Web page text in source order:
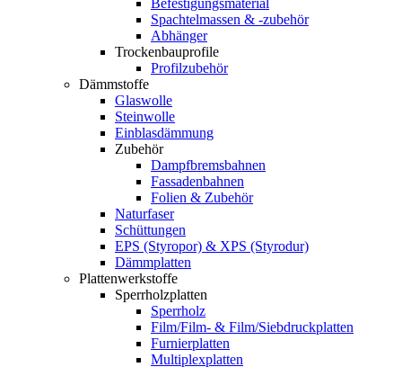
Befestigungsmaterial
Spachtelmassen & -zubehör
Abhänger
Trockenbauprofile
Profilzubehör
Dämmstoffe
Glaswolle
Steinwolle
Einblasdämmung
Zubehör
Dampfbremsbahnen
Fassadenbahnen
Folien & Zubehör
Naturfaser
Schüttungen
EPS (Styropor) & XPS (Styrodur)
Dämmplatten
Plattenwerkstoffe
Sperrholzplatten
Sperrholz
Film/Film- & Film/Siebdruckplatten
Furnierplatten
Multiplexplatten